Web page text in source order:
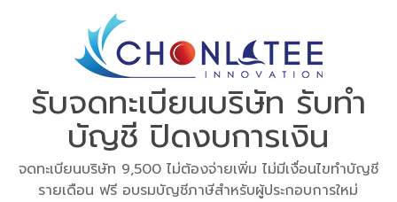
รับจดทะเบียนบริษัท รับทำ
บัญชี ปิดงบการเงิน
จดทะเบียนบริษัท 9,500 ไม่ต้องจ่ายเพิ่ม ไม่มีเงื่อนไขทำบัญชี
รายเดือน ฟรี อบรมบัญชีภาษีสำหรับผู้ประกอบการใหม่